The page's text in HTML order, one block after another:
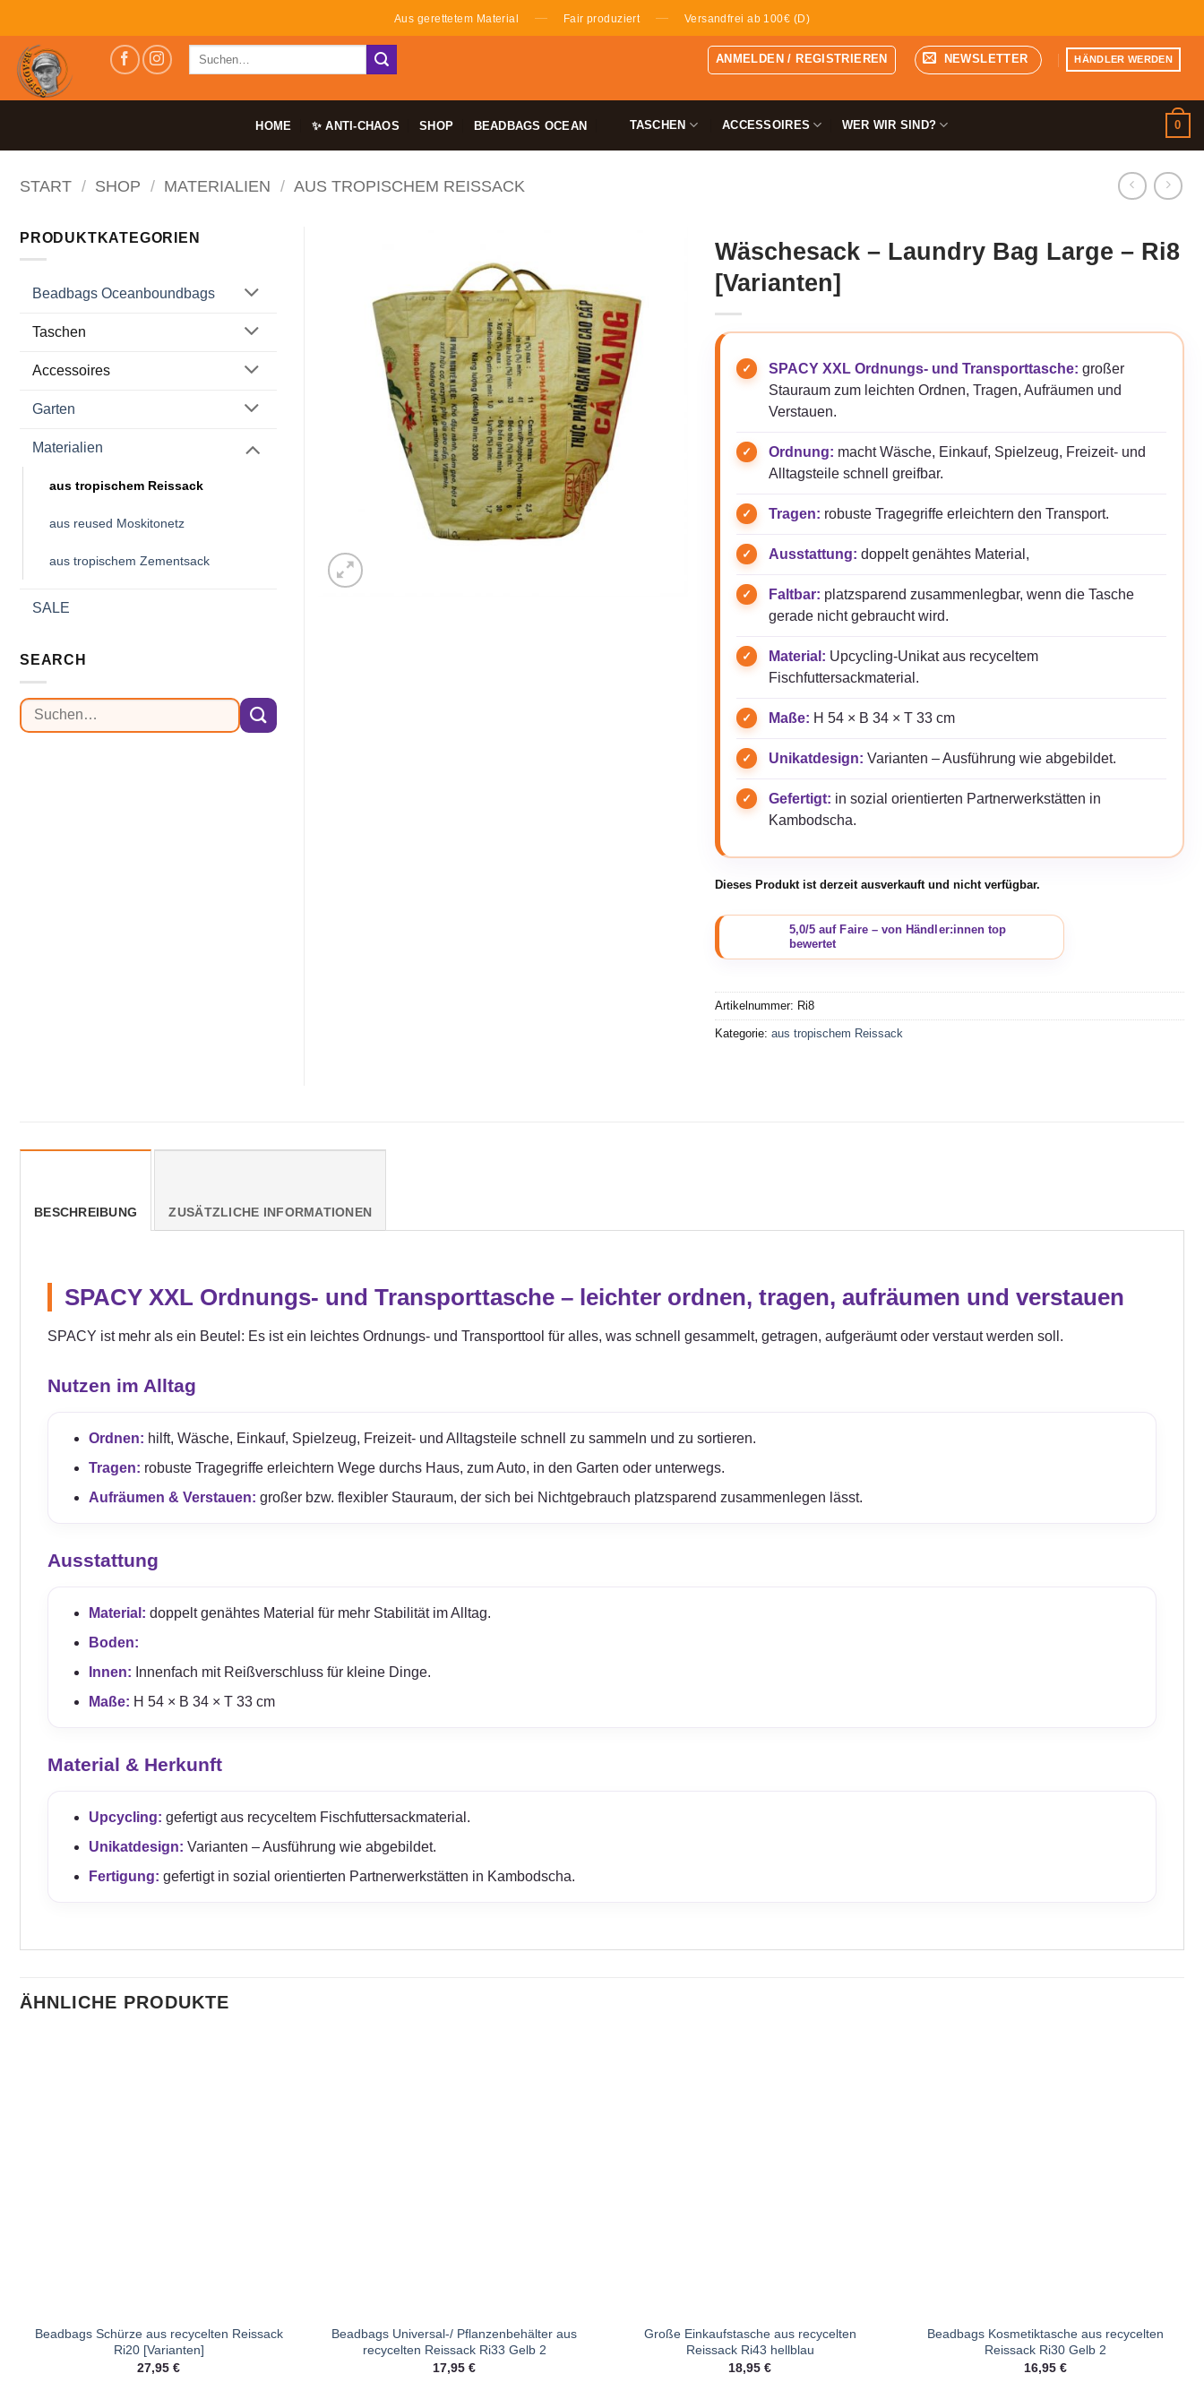
Inhalt
springen
Aus gerettetem Material — Fair produziert — Versandfrei ab 100€ (D)
Suchen
ANMELDEN / REGISTRIEREN NEWSLETTER HÄNDLER WERDEN
HOME ✨ ANTI-CHAOS SHOP BEADBAGS OCEAN TASCHEN ACCESSOIRES WER WIR SIND? 0
START / SHOP / MATERIALIEN / AUS TROPISCHEM REISSACK
Wäschesack – Laundry Bag Large – Ri8
[Varianten]
SPACY XXL Ordnungs- und Transporttasche: großer
Stauraum zum leichten Ordnen, Tragen, Aufräumen und
Verstauen.
Ordnung: macht Wäsche, Einkauf, Spielzeug, Freizeit- und
Alltagsteile schnell greifbar.
Tragen: robuste Tragegriffe erleichtern den Transport.
Ausstattung: doppelt genähtes Material,
Faltbar: platzsparend zusammenlegbar, wenn die Tasche
gerade nicht gebraucht wird.
Material: Upcycling-Unikat aus recyceltem
Fischfuttersackmaterial.
Maße: H 54 × B 34 × T 33 cm
Unikatdesign: Varianten – Ausführung wie abgebildet.
Gefertigt: in sozial orientierten Partnerwerkstätten in
Kambodscha.
Dieses Produkt ist derzeit ausverkauft und nicht verfügbar.
Artikelnummer: Ri8
Kategorie: aus tropischem Reissack
PRODUKTKATEGORIEN
Beadbags Oceanboundbags
Taschen
Accessoires
Garten
Materialien
aus tropischem Reissack
aus reused Moskitonetz
aus tropischem Zementsack
SALE
SEARCH
Suchen
nach:
BESCHREIBUNG ZUSÄTZLICHE INFORMATIONEN
SPACY XXL Ordnungs- und Transporttasche – leichter ordnen, tragen, aufräumen und verstauen
SPACY ist mehr als ein Beutel: Es ist ein leichtes Ordnungs- und Transporttool für alles, was schnell gesammelt, getragen, aufgeräumt oder verstaut werden soll.
Nutzen im Alltag
Ordnen: hilft, Wäsche, Einkauf, Spielzeug, Freizeit- und Alltagsteile schnell zu sammeln und zu sortieren.
Tragen: robuste Tragegriffe erleichtern Wege durchs Haus, zum Auto, in den Garten oder unterwegs.
Aufräumen & Verstauen: großer bzw. flexibler Stauraum, der sich bei Nichtgebrauch platzsparend zusammenlegen lässt.
Ausstattung
Material: doppelt genähtes Material für mehr Stabilität im Alltag.
Boden:
Innen: Innenfach mit Reißverschluss für kleine Dinge.
Maße: H 54 × B 34 × T 33 cm
Material & Herkunft
Upcycling: gefertigt aus recyceltem Fischfuttersackmaterial.
Unikatdesign: Varianten – Ausführung wie abgebildet.
Fertigung: gefertigt in sozial orientierten Partnerwerkstätten in Kambodscha.
ÄHNLICHE PRODUKTE
Beadbags Schürze aus recycelten Reissack
Ri20 [Varianten]
27,95 €
Beadbags Universal-/ Pflanzenbehälter aus
recycelten Reissack Ri33 Gelb 2
17,95 €
Große Einkaufstasche aus recycelten
Reissack Ri43 hellblau
18,95 €
Beadbags Kosmetiktasche aus recycelten
Reissack Ri30 Gelb 2
16,95 €